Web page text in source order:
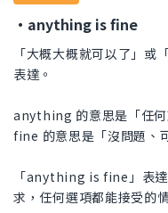
・anything is fine
「大概大概就可以了」
表達。
anything 的意思是「任何
fine 的意思是「沒問題、
「anything is fine」表
求，任何選項都能接受的